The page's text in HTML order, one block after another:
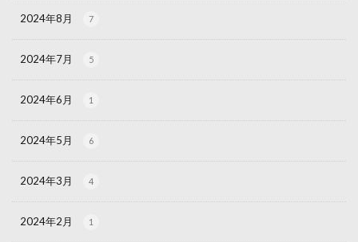
2024年8月 7
2024年7月 5
2024年6月 1
2024年5月 6
2024年3月 4
2024年2月 1